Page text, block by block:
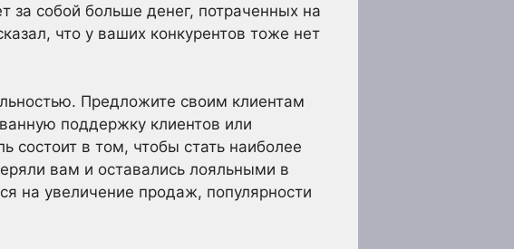
за собой больше денег, потраченных на
что у ваших конкурентов тоже нет
Предложите своим клиентам
поддержку клиентов или
состоит в том, чтобы стать наиболее
вам и оставались лояльными в
на увеличение продаж, популярности